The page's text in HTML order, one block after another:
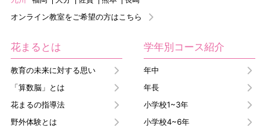
オンライン教室をご希望の方はこちら
花まるとは
教育の未来に対する思い
「算数脳」とは
花まるの指導法
野外体験とは
学年別コース紹介
年中
年長
小学校1~3年
小学校4~6年